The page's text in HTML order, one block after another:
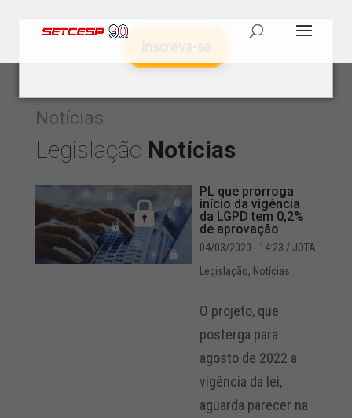
Notícias
Legislação Notícias
PL que prorroga
início da vigência
da LGPD tem 0,2%
de aprovação
04/03/2020 - 14:23 / JOTA
Legislação, Notícias
O projeto, que
posterga para
agosto de 2022 a
vigência da lei,
aguarda parecer na